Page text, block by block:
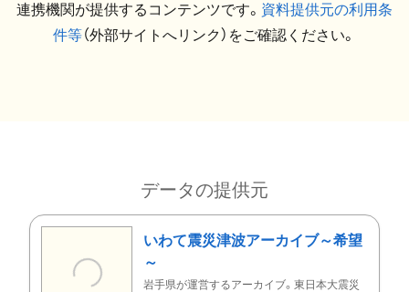
連携機関が提供するコンテンツです。 資料提供元の利用条
件等（外部サイトへリンク）をご確認ください。
データの提供元
いわて震災津波アーカイブ～希望
～
岩手県が運営するアーカイブ。東日本大震災